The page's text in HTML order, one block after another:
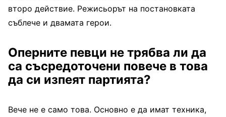
второ действие. Режисьорът на постановката
съблече и двамата герои.
Оперните певци не трябва ли да
са съсредоточени повече в това
да си изпеят партията?
Вече не е само това. Основно е да имат техника,